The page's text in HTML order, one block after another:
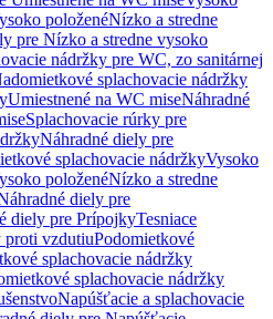
položenéNízko a stredne
pre Nízko a stredne vysoko
nádržky pre WC, zo sanitárnej
splachovacie nádržky
Umiestnené na WC miseNáhradné
Splachovacie rúrky pre
Náhradné diely pre
splachovacie nádržkyVysoko
položenéNízko a stredne
diely pre
diely pre PrípojkyTesniace
proti vzdutiuPodomietkové
splachovacie nádržky
splachovacie nádržky
Napúšťacie a splachovacie